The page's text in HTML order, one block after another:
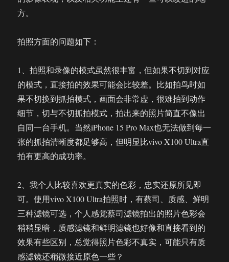
方。
拍照方面的问题如下：
1、拍照和录像的模式虽然很丰富，但如果不切到对应
的模式，直接拍的效果可能会比较差。比如拍鸟时如
果不切换到抓拍模式，画面会非常虚，很难拍到动作
细节，切与不切抓拍模式，拍出来的照片简直不像出
自同一台手机。当然iPhone 15 Pro Max也无法做到每一
张的抓拍清晰度都足够高，但明显比vivo X100 Ultra直
拍有更高的成功率。
2、我个人比较喜欢更真实的色彩，忠实还原所见即
可。使用vivo X100 Ultra拍照时，有蔡司、质感、鲜明
三种滤镜可选，个人感觉蔡司滤镜拍出的照片色彩会
稍稍显暗，质感滤镜和鲜明滤镜也好像和直接看到的
效果有些区别，总觉得照片色彩不真实，可能只有质
感滤镜还稍微接近原色一些？